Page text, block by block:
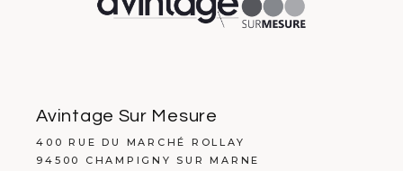
Avintage Sur Mesure
400 RUE DU MARCHÉ ROLLAY
94500 CHAMPIGNY SUR MARNE